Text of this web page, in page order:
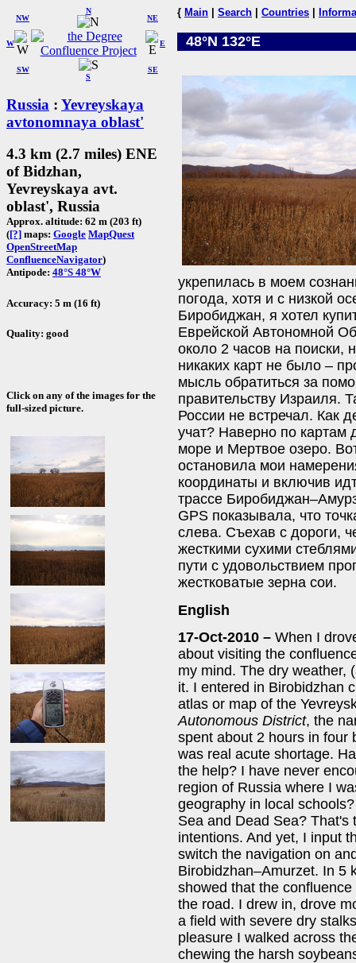
W
NW
N
NE
SW
S
SE
E
Russia : Yevreyskaya
avtonomnaya oblast'
4.3 km (2.7 miles) ENE
of Bidzhan,
Yevreyskaya avt.
oblast', Russia
Approx. altitude: 62 m (203 ft)
([?] maps: Google MapQuest
OpenStreetMap
ConfluenceNavigator)
Antipode: 48°S 48°W
Accuracy: 5 m (16 ft)
Quality: good
Click on any of the images for the
full-sized picture.
{ Main Search Countries
48°N 132°E
укрепилась в моем
погода, хотя и с низкой
Биробиджан, я хотел
Еврейской Автономной
около 2 часов на поиски,
никаких карт не было –
мысль обратиться за
правительству Израиля.
России не встречал. Как
учат? Наверно по картам
море и Мертвое озеро.
остановила мои
координаты и включив
трассе
GPS показывала, что
слева. Съехав с дороги,
жесткими сухими
пути с удовольствием
жестковатые зерна сои.
English
17-Oct-2010 – When I
about visiting the
my mind. The dry weather,
it. I entered in Birobidzhan
atlas or map of the
Autonomous District, the
spent about 2 hours in four
was real acute shortage.
the help? I have never
region of Russia where I
geography in local
Sea and Dead Sea?
intentions. And yet, I input
switch the navigation on
Birobidzhan–Amurzet. In 5
showed that the
the road. I drew in, drove
a field with severe dry
pleasure I walked across
chewing the harsh